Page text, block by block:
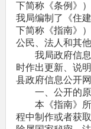
下简称《条例》
我局编制了《住
下简称《指南》
公民、法人和其
我局政府信
时作出更新、说
县政府信息公开网
一、公开的
本《指南》
程中制作或者获